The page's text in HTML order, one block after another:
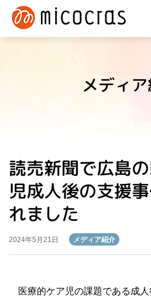
メディ
読売新聞で広島
児成人後の支援
れました
2024年5月21日 メディア紹介
医療的ケア児の課題である成